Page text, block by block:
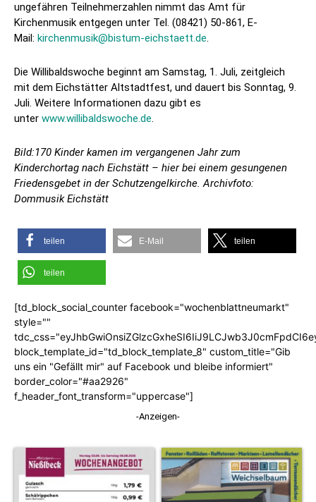
ungefähren Teilnehmerzahlen nimmt das Amt für
Kirchenmusik entgegen unter Tel. (08421) 50-861, E-
Mail: kirchenmusik@bistum-eichstaett.de.
Die Willibaldswoche beginnt am Samstag, 1. Juli, zeitgleich
mit dem Eichstätter Altstadtfest, und dauert bis Sonntag, 9.
Juli. Weitere Informationen dazu gibt es
unter www.willibaldswoche.de.
Bild:170 Kinder kamen im vergangenen Jahr zum
Kinderchortag nach Eichstätt – hier bei einem gesungenen
Friedensgebet in der Schutzengelkirche. Archivfoto:
Dommusik Eichstätt
teilen E-Mail teilen
teilen
[td_block_social_counter facebook="wochenblattneumarkt"
style=""
block_template_id="td_block_template_8" custom_title="Gib
uns ein "Gefällt mir" auf Facebook und bleibe informiert"
border_color="#aa2926"
f_header_font_transform="uppercase"]
-Anzeigen-